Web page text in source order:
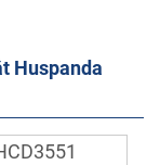
Huspanda